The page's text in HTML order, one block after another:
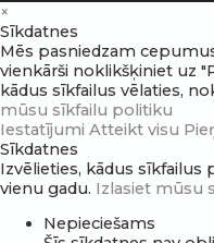
×
Sīkdatnes
Mēs pasniedzam
vienkārši noklikšķiniet uz
kādus sīkfailus vēlaties,
mūsu sīkfailu politiku
Iestatījumi Atteikt visu
Sīkdatnes
Izvēlieties, kādus sīkfailus
vienu gadu. Izlasiet mūsu
Nepieciešams